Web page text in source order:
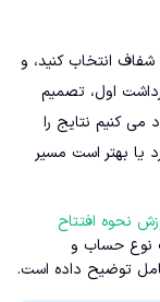
انتخاب کنید، و
اول، تصمیم
می کنیم نتایج را
یا بهتر است مسیر
نحوه افتتاح
نوع حساب و
توضیح داده است.